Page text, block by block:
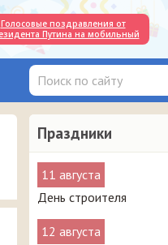
Голосовые поздравления от
Путина на мобильный
Праздники
11 августа
День строителя
12 августа